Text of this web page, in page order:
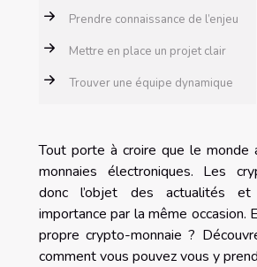
Prendre connaissance de l’enjeu
Mettre en place un projet clair
Trouver une équipe dynamique
Tout porte à croire que le monde
monnaies électroniques. Les
donc l’objet des actualités
importance par la même occasion.
propre crypto-monnaie ?
comment vous pouvez vous y